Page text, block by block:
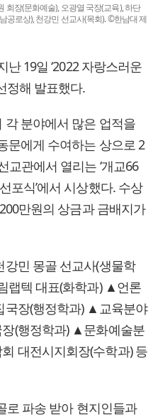
회장(문화예술), 오광열 국장(교육), 하단
공로상), 천강민 선교사(목회). ©한남대 제
19일 ‘2022 자랑스러운
정해 발표했다.
분야에서 많은 업적을
문에게 수여하는 상으로 2
교관에서 열리는 ‘개교66
포식’에서 시상했다. 수상
만원의 상금과 금배지가
민 몽골 선교사(생물학
랩텍 대표(화학과) ▲언론
국장(행정학과) ▲교육분야
(행정학과) ▲문화예술분
대전시지회장(수학과) 등
로 파송 받아 현지인들과